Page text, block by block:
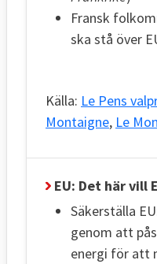
Fransk
ska stå över
Källa: Le Pens
Montaigne, Le
EU: Det här vill
Säkerställa
genom att
energi för att